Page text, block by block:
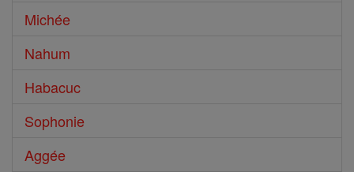
Michée
Nahum
Habacuc
Sophonie
Aggée